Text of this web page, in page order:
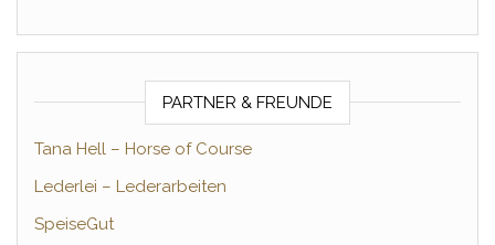
PARTNER & FREUNDE
Tana Hell – Horse of Course
Lederlei – Lederarbeiten
SpeiseGut